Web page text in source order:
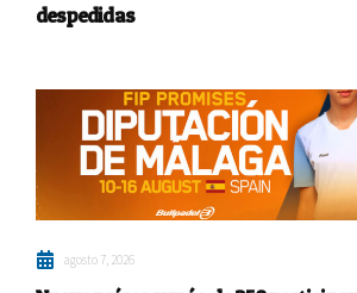
despedidas
agosto 7, 2026